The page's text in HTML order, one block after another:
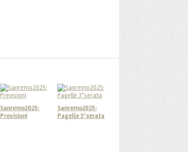
Sanremo2025:
Previsioni
Sanremo2025:
Pagelle 3°serata